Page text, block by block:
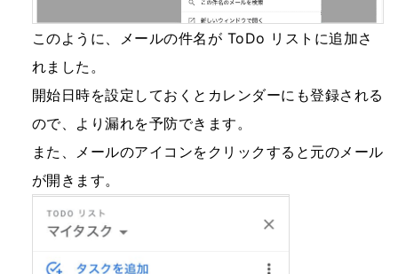
このように、メールの件名が ToDo リストに追加さ
れました。
開始日時を設定しておくとカレンダーにも登録される
ので、より漏れを予防できます。
また、メールのアイコンをクリックすると元のメール
が開きます。